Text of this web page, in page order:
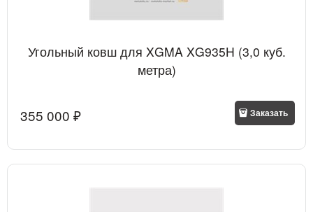
Угольный ковш для XGMA XG935H (3,0 куб.
метра)
355 000 ₽ Заказать